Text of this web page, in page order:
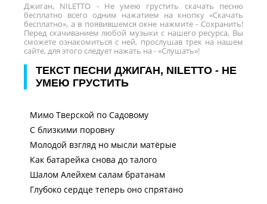
Джиган, NILETTO - Не умею грустить скачать песню
бесплатно всего одним нажатием на кнопку «Скачать
бесплатно», а в появившемся окне нажмите - Сохранить!
Перед скачиванием любой музыки с нашего ресурса, Вы
сможете ознакомиться с ней, прослушав трек на нашем
сайте, для этого следует нажать на - «Слушать»!
ТЕКСТ ПЕСНИ ДЖИГАН, NILETTO - НЕ
УМЕЮ ГРУСТИТЬ
Мимо Тверской по Садовому
С близкими поровну
Молодой взгляд но мысли матёрые
Как батарейка снова до талого
Шалом Алейхем салам братанам
Глубоко сердце теперь оно спрятано